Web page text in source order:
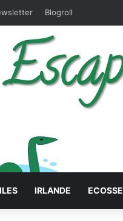
Blogroll
IRLANDE ECOSSE